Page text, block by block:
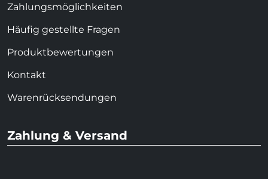
Zahlungsmöglichkeiten
Häufig gestellte Fragen
Produktbewertungen
Kontakt
Warenrücksendungen
Zahlung & Versand